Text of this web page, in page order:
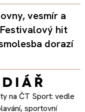
vesmír a
hit
dorazí